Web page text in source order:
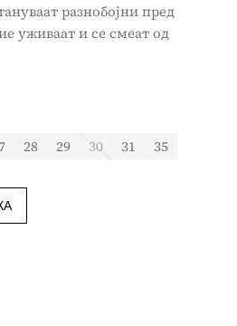
разнобојни пред
уживаат и се смеат од
28 29 30 31 35